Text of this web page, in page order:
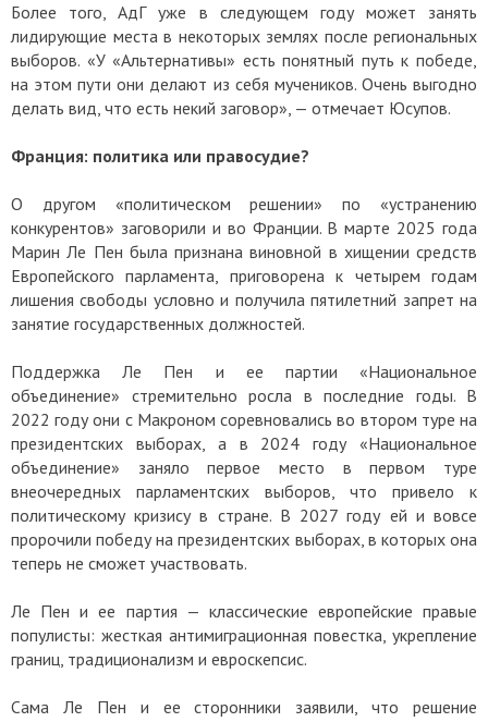
Более того, АдГ уже в следующем году может занять
лидирующие места в некоторых землях после региональных
выборов. «У «Альтернативы» есть понятный путь к победе,
на этом пути они делают из себя мучеников. Очень выгодно
делать вид, что есть некий заговор», — отмечает Юсупов.
Франция: политика или правосудие?
О другом «политическом решении» по «устранению
конкурентов» заговорили и во Франции. В марте 2025 года
Марин Ле Пен была признана виновной в хищении средств
Европейского парламента, приговорена к четырем годам
лишения свободы условно и получила пятилетний запрет на
занятие государственных должностей.
Поддержка Ле Пен и ее партии «Национальное
объединение» стремительно росла в последние годы. В
2022 году они с Макроном соревновались во втором туре на
президентских выборах, а в 2024 году «Национальное
объединение» заняло первое место в первом туре
внеочередных парламентских выборов, что привело к
политическому кризису в стране. В 2027 году ей и вовсе
пророчили победу на президентских выборах, в которых она
теперь не сможет участвовать.
Ле Пен и ее партия — классические европейские правые
популисты: жесткая антимиграционная повестка, укрепление
границ, традиционализм и евроскепсис.
Сама Ле Пен и ее сторонники заявили, что решение